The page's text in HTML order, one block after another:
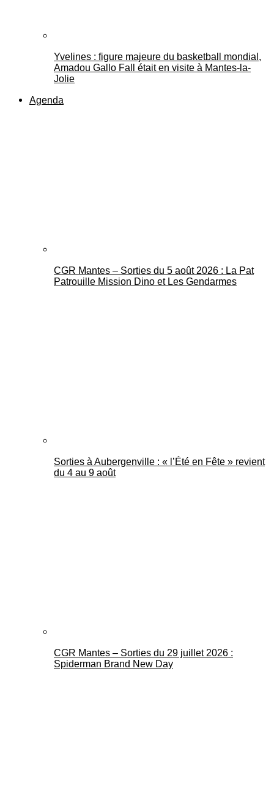
Yvelines : figure majeure du basketball mondial,
Amadou Gallo Fall était en visite à Mantes-la-
Jolie
Agenda
CGR Mantes – Sorties du 5 août 2026 : La Pat
Patrouille Mission Dino et Les Gendarmes
Sorties à Aubergenville : « l’Été en Fête » revient
du 4 au 9 août
CGR Mantes – Sorties du 29 juillet 2026 :
Spiderman Brand New Day